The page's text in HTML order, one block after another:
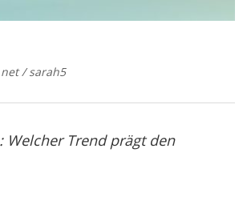
/ sarah5
Welcher Trend prägt den